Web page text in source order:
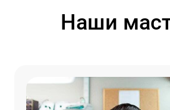
Наши